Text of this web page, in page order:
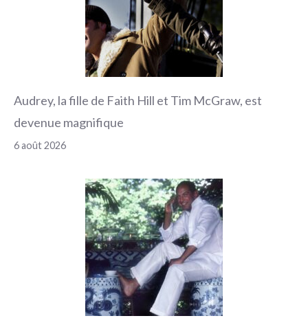
Audrey, la fille de Faith Hill et Tim McGraw, est
devenue magnifique
6 août 2026